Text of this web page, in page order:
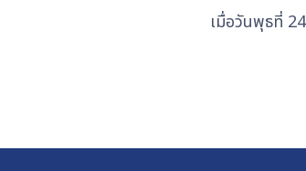
เมื่อวันพุธที่